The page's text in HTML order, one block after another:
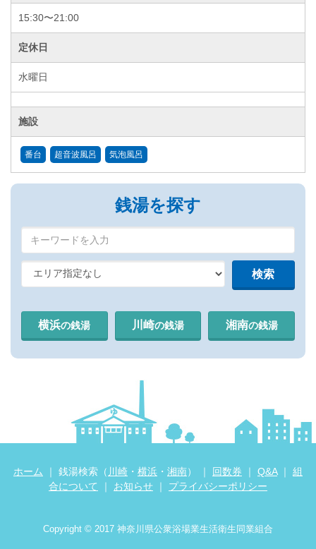
15:30〜21:00
定休日
水曜日
施設
番台 超音波風呂 気泡風呂
銭湯を探す
横浜の銭湯 川崎の銭湯 湘南の銭湯
ホーム ｜ 銭湯検索（ 川崎 ・ 横浜 ・ 湘南） ｜ 回数券 ｜ Q&A｜ 組
合について
｜ お知らせ ｜ プライバシーポリシー
Copyright © 2017 神奈川県公衆浴場業生活衛生同業組合